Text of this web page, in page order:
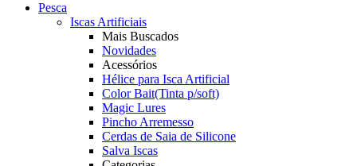
Pesca
Iscas Artificiais
Mais Buscados
Novidades
Acessórios
Hélice para Isca Artificial
Color Bait(Tinta p/soft)
Magic Lures
Pincho Arremesso
Cerdas de Saia de Silicone
Salva Iscas